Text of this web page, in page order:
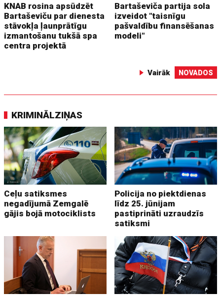
KNAB rosina apsūdzēt
Bartaševiču par dienesta
stāvokļa ļaunprātīgu
izmantošanu tukšā spa
centra projektā
Bartaševiča partija sola
izveidot "taisnīgu
pašvaldību finansēšanas
modeli"
Vairāk NOVADOS
KRIMINĀLZIŅAS
Ceļu satiksmes
negadījumā Zemgalē
gājis bojā motociklists
Policija no piektdienas
līdz 25. jūnijam
pastiprināti uzraudzīs
satiksmi